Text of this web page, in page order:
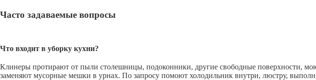
Часто задаваемые вопросы
Что входит в уборку кухни?
Клинеры протирают от пыли столешницы, подоконники, другие свободные поверхности,
заменяют мусорные мешки в урнах. По запросу помоют холодильник внутри, люстру,